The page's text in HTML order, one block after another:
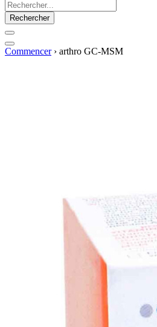
Rechercher
Commencer › arthro GC-MSM